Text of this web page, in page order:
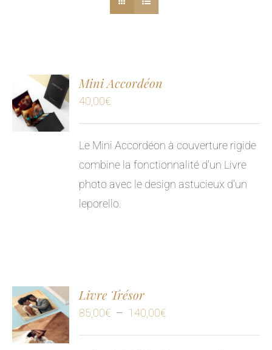
Mini Accordéon
40,00€
Le Mini Accordéon à couverture rigide
combine la fonctionnalité d'un Livre
photo avec le design astucieux d'un
leporello.
Livre Trésor
85,00€ – 140,00€
de